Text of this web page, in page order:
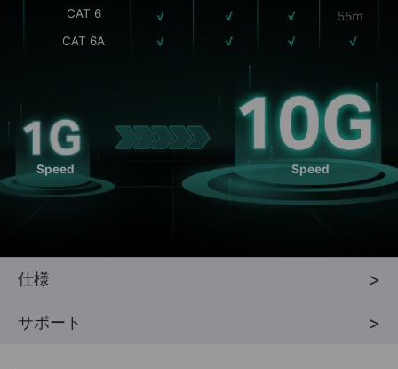
CAT 6
CAT 6A
Speed Speed
仕様
サポート